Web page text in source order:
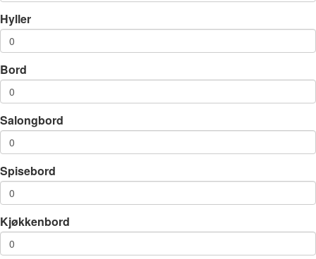
Hyller
Bord
Salongbord
Spisebord
Kjøkkenbord